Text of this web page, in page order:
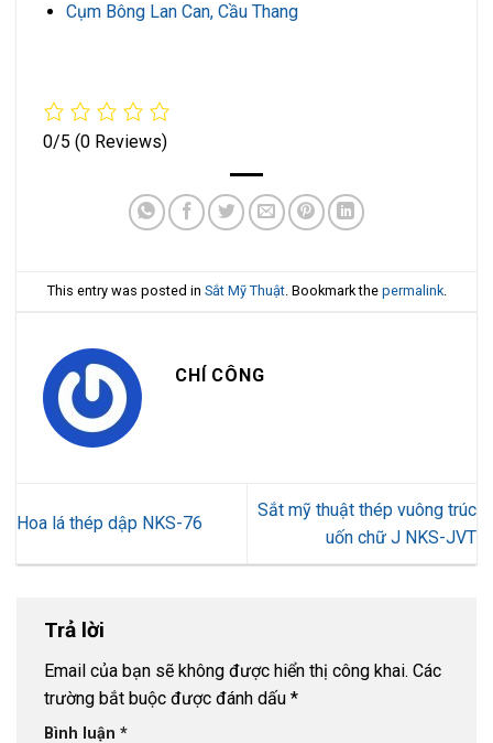
Cụm Bông Lan Can, Cầu Thang
0/5 (0 Reviews)
This entry was posted in Sắt Mỹ Thuật. Bookmark the permalink.
CHÍ CÔNG
Hoa lá thép dập NKS-76
Sắt mỹ thuật thép vuông trúc
uốn chữ J NKS-JVT
Trả lời
Email của bạn sẽ không được hiển thị công khai. Các
trường bắt buộc được đánh dấu *
Bình luận *